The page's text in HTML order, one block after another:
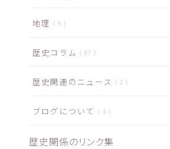
地理 9
歴史コラム 87
歴史関連のニュース 2
ブログについて 4
歴史関係のリンク集